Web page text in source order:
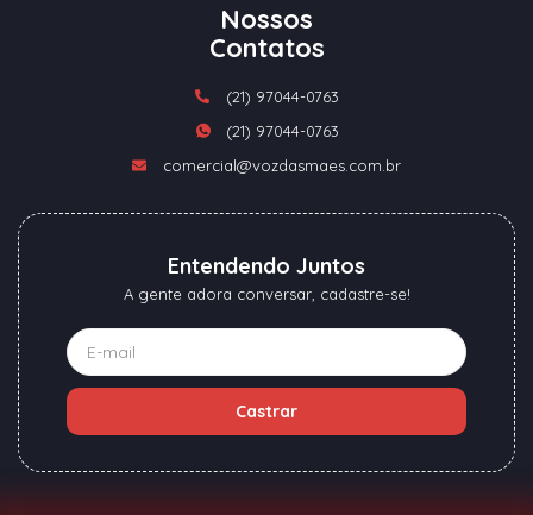
Nossos
Contatos
(21) 97044-0763
(21) 97044-0763
comercial@vozdasmaes.com.br
Entendendo Juntos
A gente adora conversar, cadastre-se!
Castrar